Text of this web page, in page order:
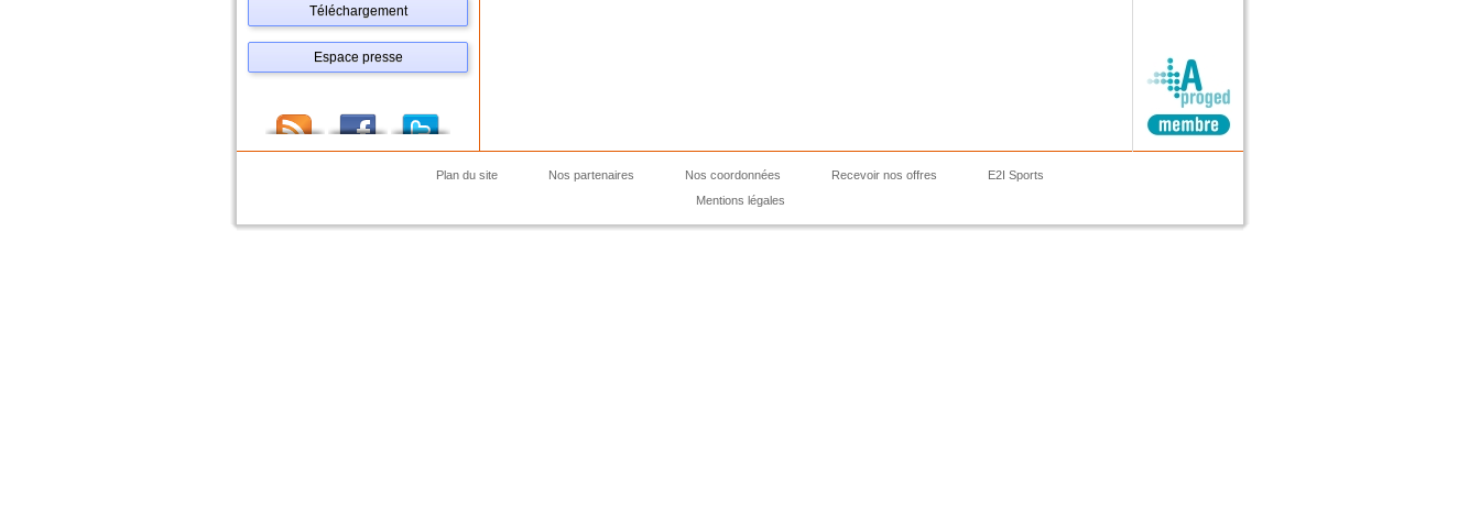
Téléchargement
Espace presse
Plan du site Nos partenaires Nos coordonnées Recevoir nos offres
E2I Sports
Mentions légales